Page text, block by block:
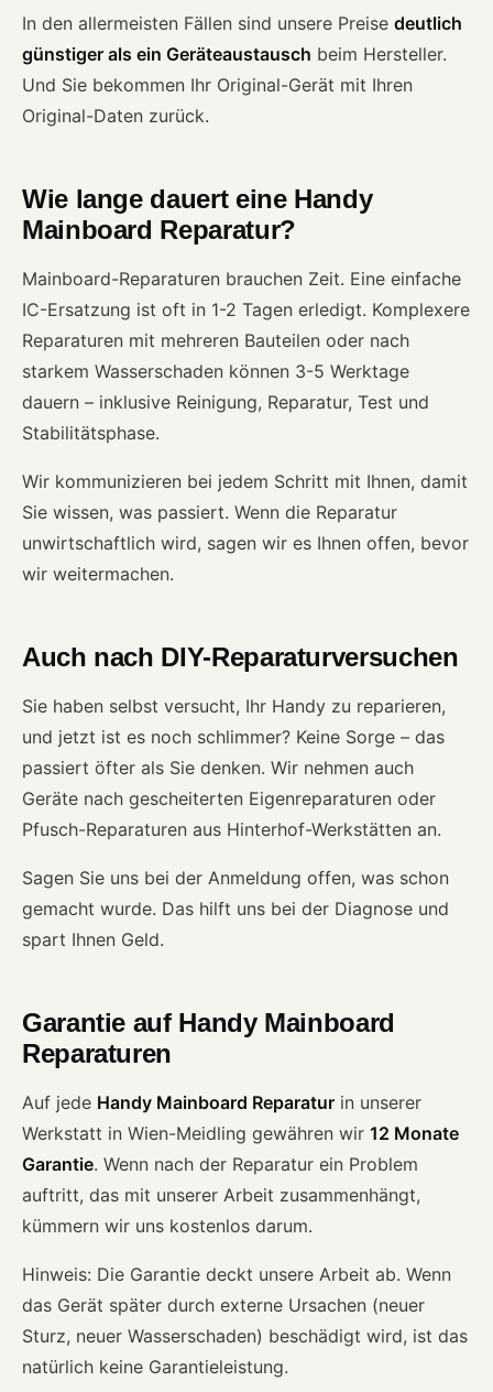
In den allermeisten Fällen sind unsere Preise deutlich
günstiger als ein Geräteaustausch beim Hersteller.
Und Sie bekommen Ihr Original-Gerät mit Ihren
Original-Daten zurück.
Wie lange dauert eine Handy
Mainboard Reparatur?
Mainboard-Reparaturen brauchen Zeit. Eine einfache
IC-Ersatzung ist oft in 1-2 Tagen erledigt. Komplexere
Reparaturen mit mehreren Bauteilen oder nach
starkem Wasserschaden können 3-5 Werktage
dauern – inklusive Reinigung, Reparatur, Test und
Stabilitätsphase.
Wir kommunizieren bei jedem Schritt mit Ihnen, damit
Sie wissen, was passiert. Wenn die Reparatur
unwirtschaftlich wird, sagen wir es Ihnen offen, bevor
wir weitermachen.
Auch nach DIY-Reparaturversuchen
Sie haben selbst versucht, Ihr Handy zu reparieren,
und jetzt ist es noch schlimmer? Keine Sorge – das
passiert öfter als Sie denken. Wir nehmen auch
Geräte nach gescheiterten Eigenreparaturen oder
Pfusch-Reparaturen aus Hinterhof-Werkstätten an.
Sagen Sie uns bei der Anmeldung offen, was schon
gemacht wurde. Das hilft uns bei der Diagnose und
spart Ihnen Geld.
Garantie auf Handy Mainboard
Reparaturen
Auf jede Handy Mainboard Reparatur in unserer
Werkstatt in Wien-Meidling gewähren wir 12 Monate
Garantie. Wenn nach der Reparatur ein Problem
auftritt, das mit unserer Arbeit zusammenhängt,
kümmern wir uns kostenlos darum.
Hinweis: Die Garantie deckt unsere Arbeit ab. Wenn
das Gerät später durch externe Ursachen (neuer
Sturz, neuer Wasserschaden) beschädigt wird, ist das
natürlich keine Garantieleistung.